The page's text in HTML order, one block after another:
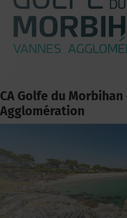
CA Golfe du Morbihan
Agglomération